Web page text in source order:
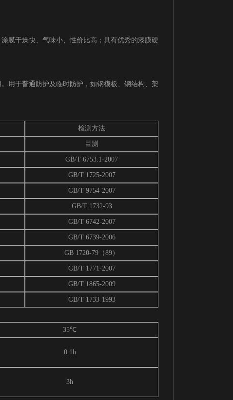
膜干燥快、气味小、性价比高；具有优秀的漆膜硬
用于普通防护及临时防护，如钢模板、钢结构、架
检测方法
目测
GB/T 6753.1-2007
GB/T 1725-2007
GB/T 9754-2007
GB/T 1732-93
GB/T 6742-2007
GB/T 6739-2006
GB 1720-79（89）
GB/T 1771-2007
GB/T 1865-2009
GB/T 1733-1993
35℃
0.1h
3h